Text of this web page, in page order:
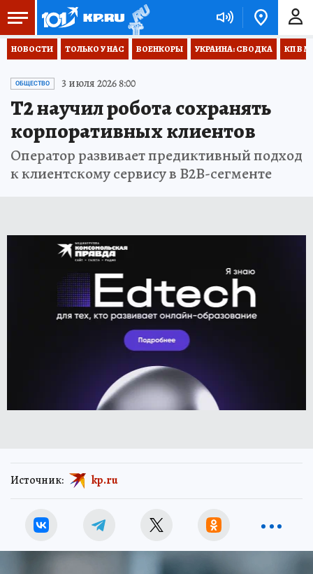
НОВОСТИ ТОЛЬКО У НАС ВОЕНКОРЫ УКРАИНА: СВОДКА КП В
ОБЩЕСТВО 3 июля 2026 8:00
Т2 научил робота сохранять
корпоративных клиентов
Оператор развивает предиктивный подход
к клиентскому сервису в B2B-сегменте
Источник: kp.ru